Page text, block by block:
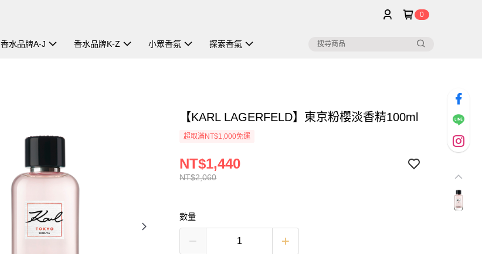
0
香水品牌A-J 香水品牌K-Z 小眾香氛 探索香氣
【KARL LAGERFELD】東京粉櫻淡香精100ml
超取滿NT$1,000免運
NT$2,060
NT$1,440
數量